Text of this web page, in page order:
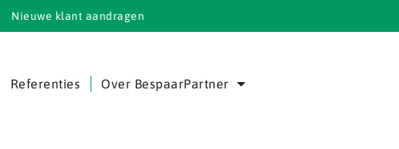
Nieuwe klant aandragen
Referenties Over BespaarPartner